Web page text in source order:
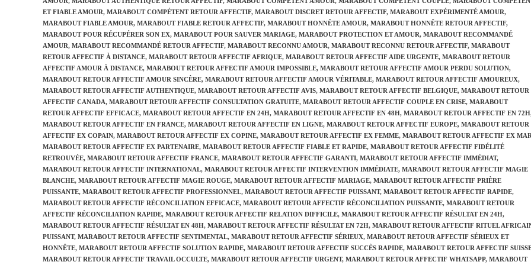
ET FIABLE AMOUR, MARABOUT COMPÉTENT RETOUR AFFECTIF, MARABOUT DISCRET RETOUR AFFECTIF, MARABOUT EXPÉRIMENTÉ AMOUR,
MARABOUT FIABLE AMOUR, MARABOUT FIABLE RETOUR AFFECTIF, MARABOUT HONNÊTE AMOUR, MARABOUT HONNÊTE RETOUR AFFECTIF,
MARABOUT POUR RÉCUPÉRER SON EX, MARABOUT POUR SAUVER MARIAGE, MARABOUT PROTECTION ET AMOUR, MARABOUT RECOMMANDÉ
AMOUR, MARABOUT RECOMMANDÉ RETOUR AFFECTIF, MARABOUT RECONNU AMOUR, MARABOUT RECONNU RETOUR AFFECTIF, MARABOUT
RETOUR AFFECTIF À DISTANCE, MARABOUT RETOUR AFFECTIF AFRIQUE, MARABOUT RETOUR AFFECTIF AIDE URGENTE, MARABOUT RETOUR
AFFECTIF AMOUR À DISTANCE, MARABOUT RETOUR AFFECTIF AMOUR IMPOSSIBLE, MARABOUT RETOUR AFFECTIF AMOUR PERDU SOLUTION,
MARABOUT RETOUR AFFECTIF AMOUR SINCÈRE, MARABOUT RETOUR AFFECTIF AMOUR VÉRITABLE, MARABOUT RETOUR AFFECTIF AMOUREUX,
MARABOUT RETOUR AFFECTIF AUTHENTIQUE, MARABOUT RETOUR AFFECTIF AVIS, MARABOUT RETOUR AFFECTIF BELGIQUE, MARABOUT RETOUR
AFFECTIF CANADA, MARABOUT RETOUR AFFECTIF CONSULTATION GRATUITE, MARABOUT RETOUR AFFECTIF COUPLE EN CRISE, MARABOUT
RETOUR AFFECTIF EFFICACE, MARABOUT RETOUR AFFECTIF EN 24H, MARABOUT RETOUR AFFECTIF EN 48H, MARABOUT RETOUR AFFECTIF EN 72H,
MARABOUT RETOUR AFFECTIF EN FRANCE, MARABOUT RETOUR AFFECTIF EN LIGNE, MARABOUT RETOUR AFFECTIF EUROPE, MARABOUT RETOUR
AFFECTIF EX COPAIN, MARABOUT RETOUR AFFECTIF EX COPINE, MARABOUT RETOUR AFFECTIF EX FEMME, MARABOUT RETOUR AFFECTIF EX
MARABOUT RETOUR AFFECTIF EX PARTENAIRE, MARABOUT RETOUR AFFECTIF FIABLE ET RAPIDE, MARABOUT RETOUR AFFECTIF FIDÉLITÉ
RETROUVÉE, MARABOUT RETOUR AFFECTIF FRANCE, MARABOUT RETOUR AFFECTIF GARANTI, MARABOUT RETOUR AFFECTIF IMMÉDIAT,
MARABOUT RETOUR AFFECTIF INTERNATIONAL, MARABOUT RETOUR AFFECTIF INTERVENTION IMMÉDIATE, MARABOUT RETOUR AFFECTIF MAGIE
BLANCHE, MARABOUT RETOUR AFFECTIF MAGIE ROUGE, MARABOUT RETOUR AFFECTIF MARIAGE, MARABOUT RETOUR AFFECTIF PRIÈRE
PUISSANTE, MARABOUT RETOUR AFFECTIF PROFESSIONNEL, MARABOUT RETOUR AFFECTIF PUISSANT, MARABOUT RETOUR AFFECTIF RAPIDE,
MARABOUT RETOUR AFFECTIF RÉCONCILIATION EFFICACE, MARABOUT RETOUR AFFECTIF RÉCONCILIATION PUISSANTE, MARABOUT RETOUR
AFFECTIF RÉCONCILIATION RAPIDE, MARABOUT RETOUR AFFECTIF RELATION DIFFICILE, MARABOUT RETOUR AFFECTIF RÉSULTAT EN 24H,
MARABOUT RETOUR AFFECTIF RÉSULTAT EN 48H, MARABOUT RETOUR AFFECTIF RÉSULTAT EN 72H, MARABOUT RETOUR AFFECTIF RITUEL
PUISSANT, MARABOUT RETOUR AFFECTIF SENTIMENTAL, MARABOUT RETOUR AFFECTIF SÉRIEUX, MARABOUT RETOUR AFFECTIF SÉRIEUX ET
HONNÊTE, MARABOUT RETOUR AFFECTIF SOLUTION RAPIDE, MARABOUT RETOUR AFFECTIF SUCCÈS RAPIDE, MARABOUT RETOUR AFFECTIF
MARABOUT RETOUR AFFECTIF TRAVAIL OCCULTE, MARABOUT RETOUR AFFECTIF URGENT, MARABOUT RETOUR AFFECTIF WHATSAPP, MARABOUT